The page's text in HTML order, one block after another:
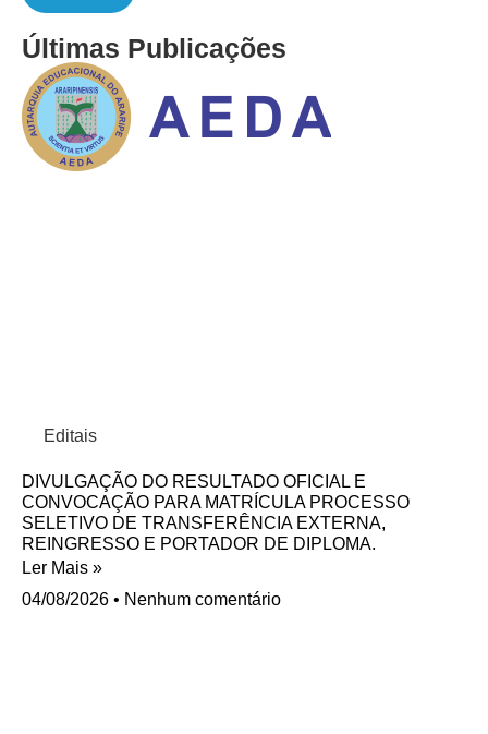
Últimas Publicações
Editais
DIVULGAÇÃO DO RESULTADO OFICIAL E
CONVOCAÇÃO PARA MATRÍCULA PROCESSO
SELETIVO DE TRANSFERÊNCIA EXTERNA,
REINGRESSO E PORTADOR DE DIPLOMA.
Ler Mais »
04/08/2026
Nenhum comentário